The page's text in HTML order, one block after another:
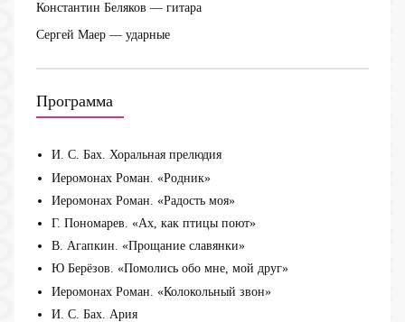
Константин Беляков — гитара
Сергей Маер — ударные
Программа
И. С. Бах. Хоральная прелюдия
Иеромонах Роман. «Родник»
Иеромонах Роман. «Радость моя»
Г. Пономарев. «Ах, как птицы поют»
В. Агапкин. «Прощание славянки»
Ю Берёзов. «Помолись обо мне, мой друг»
Иеромонах Роман. «Колокольный звон»
И. С. Бах. Ария